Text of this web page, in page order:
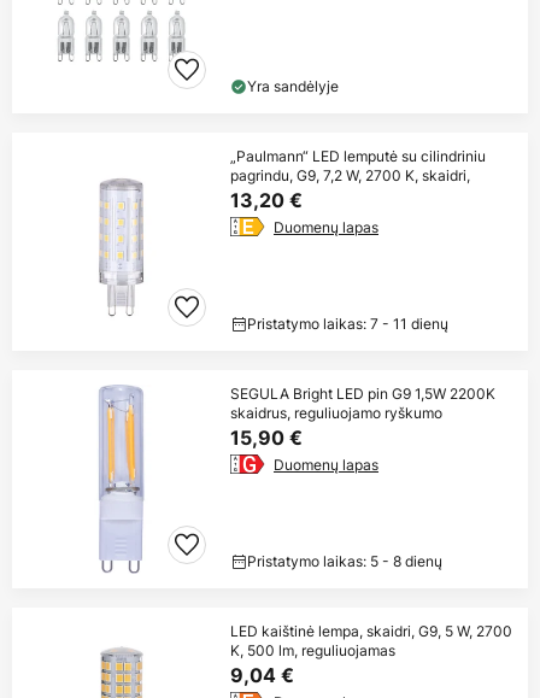
Yra sandėlyje
„Paulmann“ LED lemputė su cilindriniu
pagrindu, G9, 7,2 W, 2700 K, skaidri,
13,20 €
Duomenų lapas
Pristatymo laikas: 7 - 11 dienų
SEGULA Bright LED pin G9 1,5W 2200K
skaidrus, reguliuojamo ryškumo
15,90 €
Duomenų lapas
Pristatymo laikas: 5 - 8 dienų
LED kaištinė lempa, skaidri, G9, 5 W, 2700
K, 500 lm, reguliuojamas
9,04 €